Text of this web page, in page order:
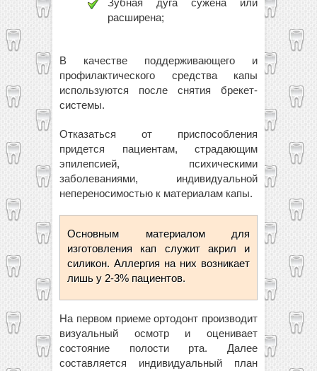
Зубная дуга сужена или
расширена;
В качестве поддерживающего и
профилактического средства капы
используются после снятия брекет-
системы.
Отказаться от приспособления
придется пациентам, страдающим
эпилепсией, психическими
заболеваниями, индивидуальной
непереносимостью к материалам капы.
Основным материалом для
изготовления кап служит акрил и
силикон. Аллергия на них возникает
лишь у 2-3% пациентов.
На первом приеме ортодонт производит
визуальный осмотр и оценивает
состояние полости рта. Далее
составляется индивидуальный план